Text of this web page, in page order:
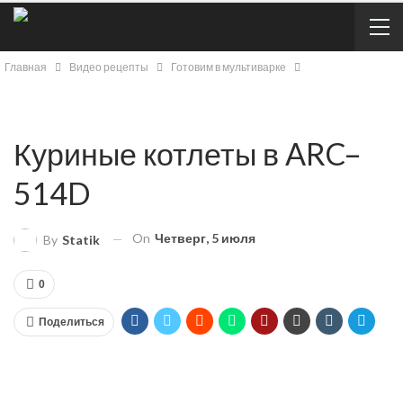
Главная Видео рецепты Готовим в мультиварке
Куриные котлеты в ARC–
514D
By Statik On Четверг, 5 июля
0
Поделиться